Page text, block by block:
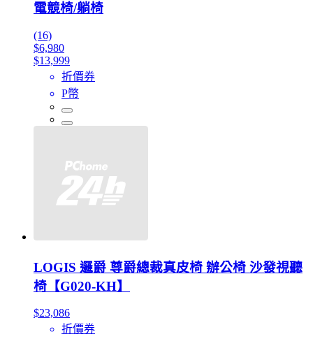
電競椅/躺椅
(16)
$6,980
$13,999
折價券
P幣
LOGIS 邏爵 尊爵總裁真皮椅 辦公椅 沙發視聽
椅【G020-KH】
$23,086
折價券